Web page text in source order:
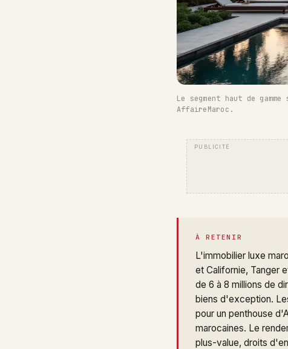
Le segment haut de
AffaireMaroc.
À RETENIR
L'immobilier luxe
et Californie, Tanger
de 6 à 8 millions de
biens d'exception.
pour un penthouse
marocaines. Le
plus-value, droits